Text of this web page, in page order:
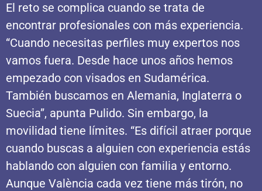
El reto se complica cuando se trata de
encontrar profesionales con más experiencia.
“Cuando necesitas perfiles muy expertos nos
vamos fuera. Desde hace unos años hemos
empezado con visados en Sudamérica.
También buscamos en Alemania, Inglaterra o
Suecia”, apunta Pulido. Sin embargo, la
movilidad tiene límites. “Es difícil atraer porque
cuando buscas a alguien con experiencia estás
hablando con alguien con familia y entorno.
Aunque València cada vez tiene más tirón, no